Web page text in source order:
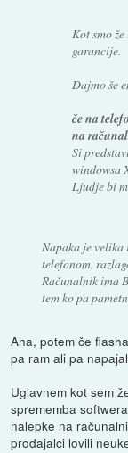
Kot smo
garancije.
Dajmo še
če na
na
Si
windowsa
Ljudje bi
Napaka je
telefonom,
Računalnik ima
tem ko pa
Aha, potem če
pa ram ali pa
Uglavnem kot sem
sprememba
nalepke na
prodajalci lovili